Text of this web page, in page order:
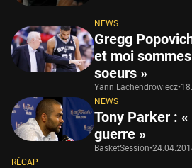
NEWS
Gregg
et moi
soeurs »
Yann Lachendrowiecz•
NEWS
Tony Parker :
guerre »
BasketSession•
RÉCAP